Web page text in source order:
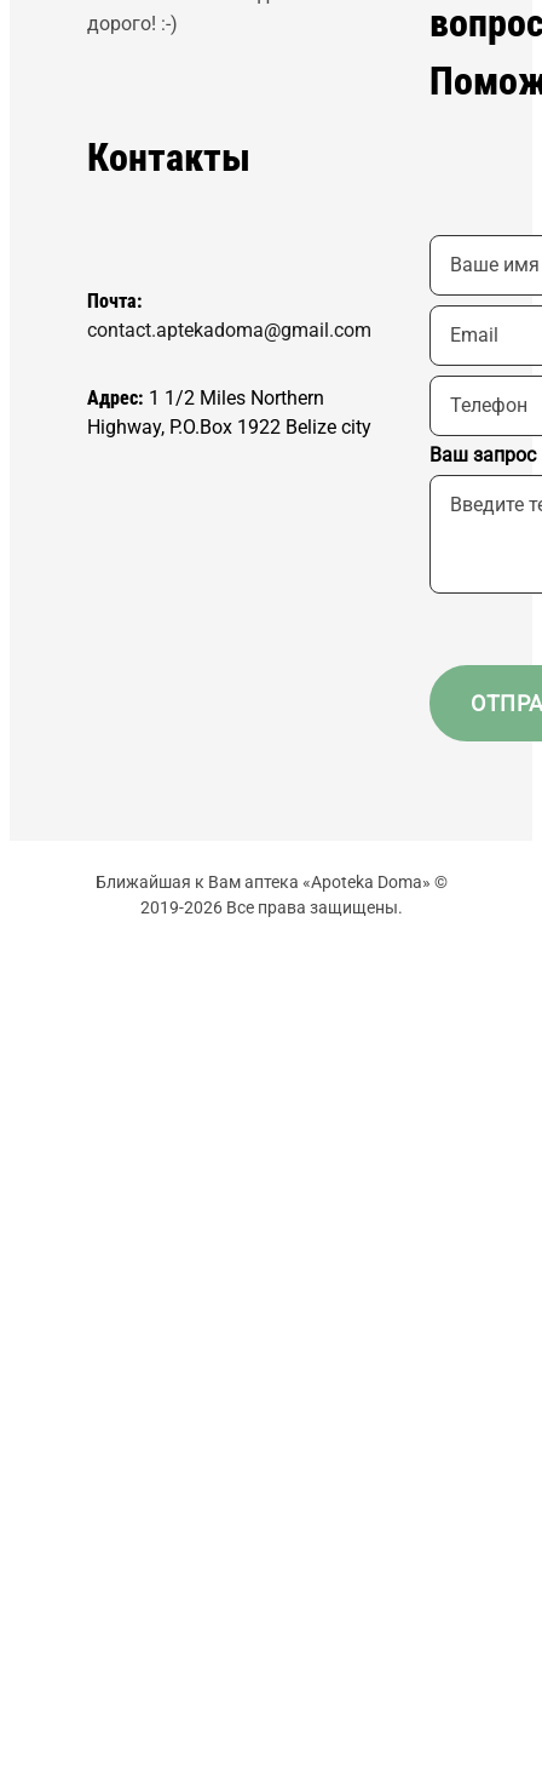
дорого! :-)
Контакты
Почта:
contact.aptekadoma@gmail.com
Адрес: 1 1/2 Miles Northern
Highway, P.O.Box 1922 Belize city
Ваш запрос
Ближайшая к Вам аптека «Apoteka Doma» ©
2019-2026 Все права защищены.